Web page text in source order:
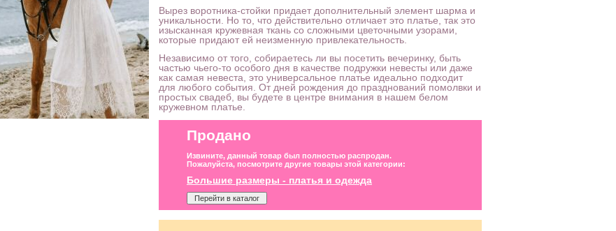
Вырез воротника-стойки придает дополнительный элемент шарма и
уникальности. Но то, что действительно отличает это платье, так это
изысканная кружевная ткань со сложными цветочными узорами,
которые придают ей неизменную привлекательность.
Независимо от того, собираетесь ли вы посетить вечеринку, быть
частью чьего-то особого дня в качестве подружки невесты или даже
как самая невеста, это универсальное платье идеально подходит
для любого события. От дней рождения до празднований помолвки и
простых свадеб, вы будете в центре внимания в нашем белом
кружевном платье.
Продано
Извините, данный товар был полностью распродан.
Пожалуйста, посмотрите другие товары этой категории:
Большие размеры - платья и одежда
Перейти в каталог